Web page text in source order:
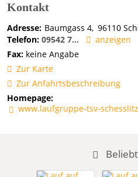
Kontakt
Adresse: Baumgass 4 96110
Telefon: 09542 7...
anzeigen
Fax: keine Angabe
Zur Karte
Zur Anfahrtsbeschreibung
Homepage:
www.laufgruppe-tsv-